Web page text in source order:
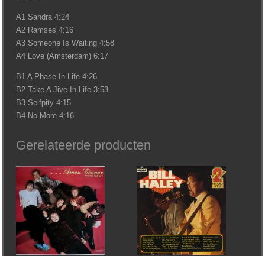
A1 Sandra 4:24
A2 Ramses 4:16
A3 Someone Is Waiting 4:58
A4 Love (Amsterdam) 6:17
B1 A Phase In Life 4:26
B2 Take A Jive In Life 3:53
B3 Selfpity 4:15
B4 No More 4:16
Gerelateerde producten